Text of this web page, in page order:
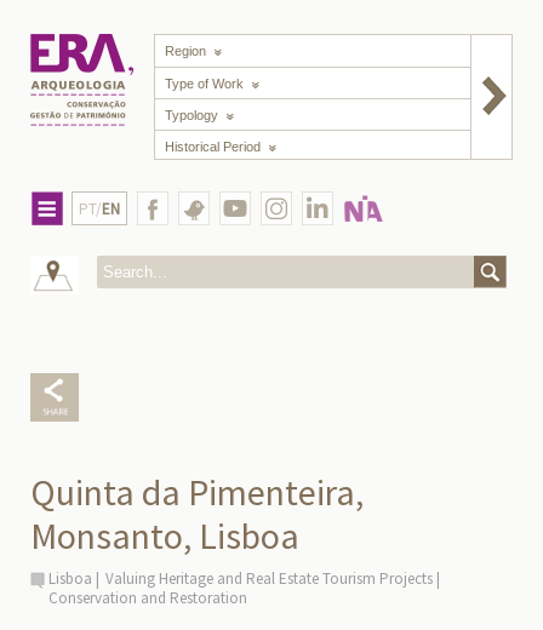
Region
Type of Work
Typology
Historical Period
PT/EN
Quinta da Pimenteira,
Monsanto, Lisboa
Lisboa
Valuing Heritage and Real Estate Tourism Projects
Conservation and Restoration